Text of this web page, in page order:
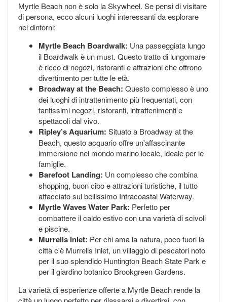
Myrtle Beach non è solo la Skywheel. Se pensi di visitare
di persona, ecco alcuni luoghi interessanti da esplorare
nei dintorni:
Myrtle Beach Boardwalk: Una passeggiata lungo
il Boardwalk è un must. Questo tratto di lungomare
è ricco di negozi, ristoranti e attrazioni che offrono
divertimento per tutte le età.
Broadway at the Beach: Questo complesso è uno
dei luoghi di intrattenimento più frequentati, con
tantissimi negozi, ristoranti, intrattenimenti e
spettacoli dal vivo.
Ripley’s Aquarium: Situato a Broadway at the
Beach, questo acquario offre un'affascinante
immersione nel mondo marino locale, ideale per le
famiglie.
Barefoot Landing: Un complesso che combina
shopping, buon cibo e attrazioni turistiche, il tutto
affacciato sul bellissimo Intracoastal Waterway.
Myrtle Waves Water Park: Perfetto per
combattere il caldo estivo con una varietà di scivoli
e piscine.
Murrells Inlet: Per chi ama la natura, poco fuori la
città c'è Murrells Inlet, un villaggio di pescatori noto
per il suo splendido Huntington Beach State Park e
per il giardino botanico Brookgreen Gardens.
La varietà di esperienze offerte a Myrtle Beach rende la